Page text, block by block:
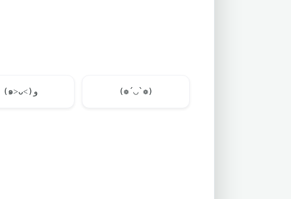
(๑˃ᴗ˂)ﻭ (❁´◡`❁)